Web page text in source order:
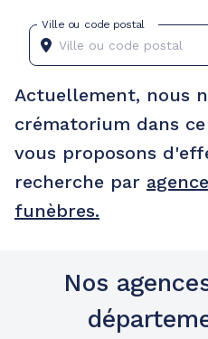
Ville ou code postal
Actuellement, nous
crématorium dans
vous proposons
recherche par
funèbres.
Nos